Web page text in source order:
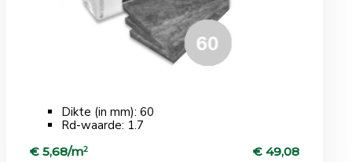
Dikte (in mm): 60
Rd-waarde: 1.7
€ 5,68/m2 € 49,08